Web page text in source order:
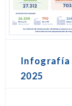
Infografía
2025